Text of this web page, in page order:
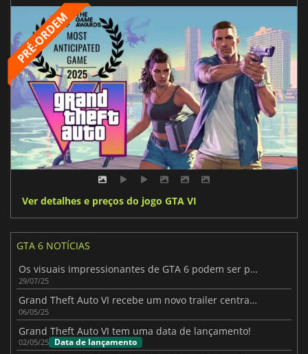
Ver detalhes e preços do jogo GTA VI
GTA 6 NOTÍCIAS
Os visuais impressionantes de GTA 6 podem ser prejudicados pela taxa de quadros
29/07/25
Grand Theft Auto VI recebe um novo trailer centrado em Jason
06/05/25
Grand Theft Auto VI tem uma data de lançamento!
02/05/25 Data de lançamento